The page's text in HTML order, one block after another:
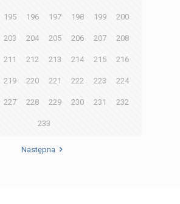
195 196 197 198 199 200
203 204 205 206 207 208
211 212 213 214 215 216
219 220 221 222 223 224
227 228 229 230 231 232
233
Następna